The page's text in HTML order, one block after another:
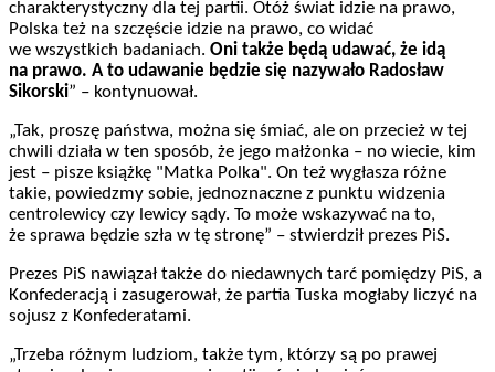
charakterystyczny dla tej partii. Otóż świat idzie na prawo,
Polska też na szczęście idzie na prawo, co widać
we wszystkich badaniach. Oni także będą udawać, że idą
na prawo. A to udawanie będzie się nazywało Radosław
Sikorski” – kontynuował.
„Tak, proszę państwa, można się śmiać, ale on przecież w tej
chwili działa w ten sposób, że jego małżonka – no wiecie, kim
jest – pisze książkę "Matka Polka". On też wygłasza różne
takie, powiedzmy sobie, jednoznaczne z punktu widzenia
centrolewicy czy lewicy sądy. To może wskazywać na to,
że sprawa będzie szła w tę stronę” – stwierdził prezes PiS.
Prezes PiS nawiązał także do niedawnych tarć pomiędzy PiS, a
Konfederacją i zasugerował, że partia Tuska mogłaby liczyć na
sojusz z Konfederatami.
„Trzeba różnym ludziom, także tym, którzy są po prawej